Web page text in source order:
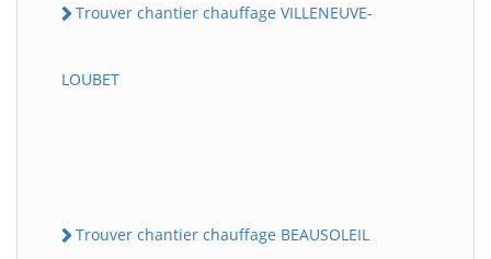
Trouver chantier chauffage VILLENEUVE-
LOUBET
Trouver chantier chauffage BEAUSOLEIL